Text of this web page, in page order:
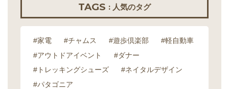
TAGS : 人気のタグ
#家電 #チャムス #遊歩倶楽部
#軽自動車
#アウトドアイベント
#ダナー
#トレッキングシューズ
#ネイタルデザイン
#パタゴニア